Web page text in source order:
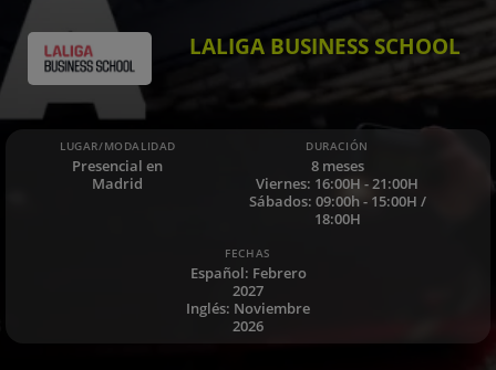
LALIGA BUSINESS SCHOOL
LUGAR/MODALIDAD
Presencial en
Madrid
DURACIÓN
8 meses
Viernes: 16:00H - 21:00H
Sábados: 09:00h - 15:00H /
18:00H
FECHAS
Español: Febrero
2027
Inglés: Noviembre
2026